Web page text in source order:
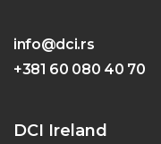
info@dci.rs
+381 60 080 40 70
DCI Ireland